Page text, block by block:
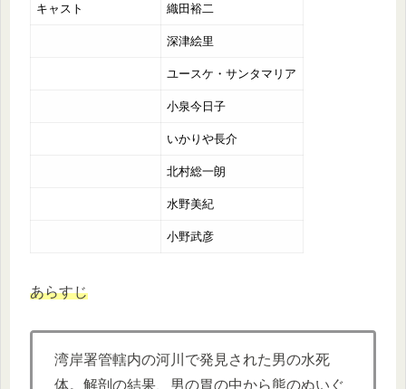
キャスト 織田裕二
深津絵里
ユースケ・サンタマリア
小泉今日子
いかりや長介
北村総一朗
水野美紀
小野武彦
あらすじ
湾岸署管轄内の河川で発見された男の水死
体。解剖の結果、男の胃の中から熊のぬいぐ